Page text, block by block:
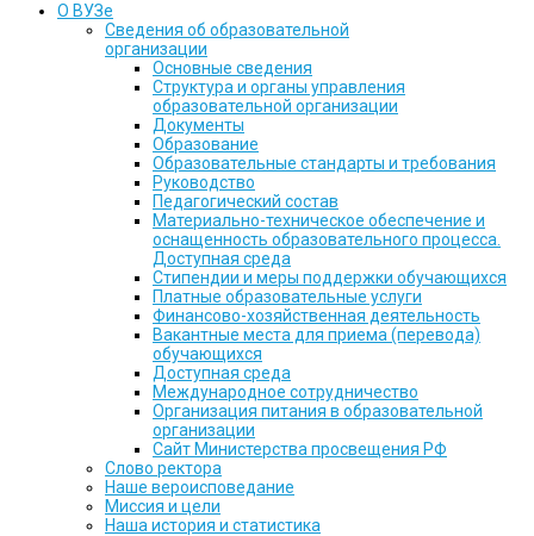
О ВУЗе
Сведения об образовательной
организации
Основные сведения
Структура и органы управления
образовательной организации
Документы
Образование
Образовательные стандарты и требования
Руководство
Педагогический состав
Материально-техническое обеспечение и
оснащенность образовательного процесса.
Доступная среда
Стипендии и меры поддержки обучающихся
Платные образовательные услуги
Финансово-хозяйственная деятельность
Вакантные места для приема (перевода)
обучающихся
Доступная среда
Международное сотрудничество
Организация питания в образовательной
организации
Сайт Министерства просвещения РФ
Слово ректора
Наше вероисповедание
Миссия и цели
Наша история и статистика